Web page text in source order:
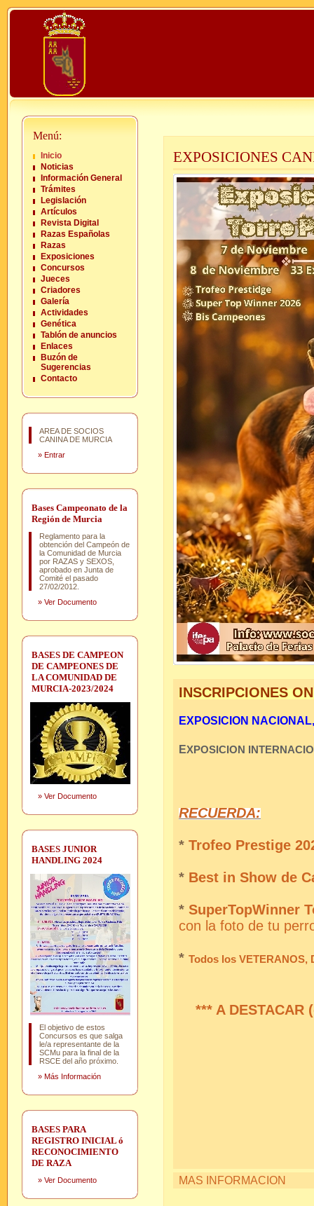
Menú:
Inicio
Noticias
Información General
Trámites
Legislación
Artículos
Revista Digital
Razas Españolas
Razas
Exposiciones
Concursos
Jueces
Criadores
Galería
Actividades
Genética
Tablón de anuncios
Enlaces
Buzón de
Sugerencias
Contacto
AREA DE SOCIOS
CANINA DE MURCIA
» Entrar
Bases Campeonato de la
Región de Murcia
Reglamento para la
obtención del Campeón de
la Comunidad de Murcia
por RAZAS y SEXOS,
aprobado en Junta de
Comité el pasado
27/02/2012.
» Ver Documento
BASES DE CAMPEON
DE CAMPEONES DE
LA COMUNIDAD DE
MURCIA-2023/2024
» Ver Documento
BASES JUNIOR
HANDLING 2024
El objetivo de estos
Concursos es que salga
le/a representante de la
SCMu para la final de la
RSCE del año próximo.
» Más Información
BASES PARA
REGISTRO INICIAL ó
RECONOCIMIENTO
DE RAZA
» Ver Documento
EXPOSICIONES
INSCRIPCIONES
EXPOSICION
EXPOSICION
RECUERDA:
* Trofeo Prestige
* Best in Show de
* SuperTopWinner
con la foto de tu
* Todos los VETERANOS,
*** A DESTACAR
MAS INFORMACION